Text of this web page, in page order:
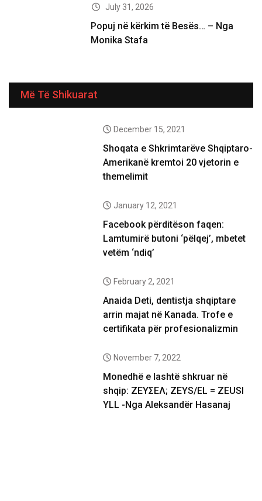
July 31, 2026
Popuj në kërkim të Besës… – Nga
Monika Stafa
Më Të Shikuarat
December 15, 2021
Shoqata e Shkrimtarëve Shqiptaro-
Amerikanë kremtoi 20 vjetorin e
themelimit
January 12, 2021
Facebook përditëson faqen:
Lamtumirë butoni ‘pëlqej’, mbetet
vetëm ‘ndiq’
February 2, 2021
Anaida Deti, dentistja shqiptare
arrin majat në Kanada. Trofe e
certifikata për profesionalizmin
November 7, 2022
Monedhë e lashtë shkruar në
shqip: ΖΕΥΣΕΛ; ZEYS/EL = ZEUSI
YLL -Nga Aleksandër Hasanaj